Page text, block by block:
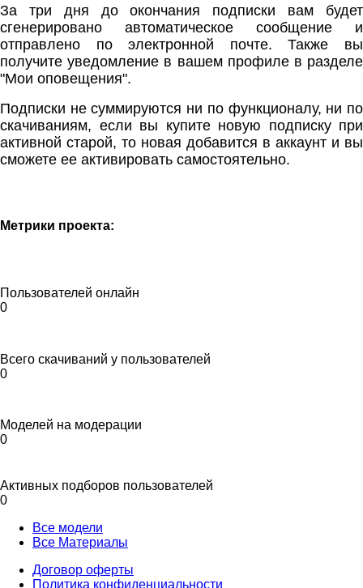
За три дня до окончания подписки вам будет
сгенерировано автоматическое сообщение и
отправлено по электронной почте. Также вы
получите уведомление в вашем профиле в разделе
"Мои оповещения".
Подписки не суммируются ни по функционалу, ни по
скачиваниям, если вы купите новую подписку при
активной старой, то новая добавится в аккаунт и вы
сможете ее активировать самостоятельно.
Метрики проекта:
Пользователей онлайн
0
Всего скачиваний у пользователей
0
Моделей на модерации
0
Активных подборов пользователей
0
Все модели
Все Материалы
Договор оферты
Политика конфиденциальности